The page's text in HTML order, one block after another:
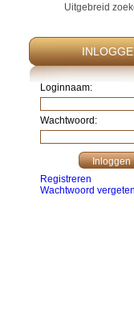
Uitgebreid
Loginnaam:
Wachtwoord:
Registreren
Wachtwoord